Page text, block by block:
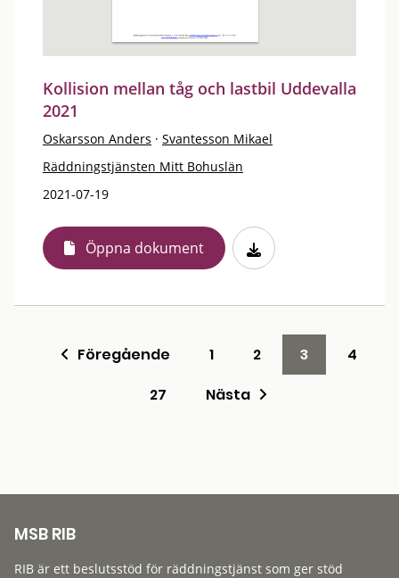
Kollision mellan tåg och lastbil Uddevalla
2021
Oskarsson Anders · Svantesson Mikael
Räddningstjänsten Mitt Bohuslän
2021-07-19
Öppna dokument
Föregående 1 2 3
4
27
Nästa
MSB RIB
RIB är ett beslutsstöd för räddningstjänst som ger stöd